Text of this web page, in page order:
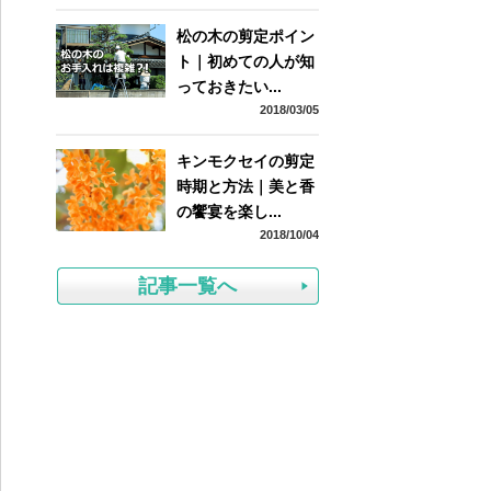
松の木の剪定ポイン
ト｜初めての人が知
っておきたい...
2018/03/05
キンモクセイの剪定
時期と方法｜美と香
の饗宴を楽し...
2018/10/04
記事一覧へ